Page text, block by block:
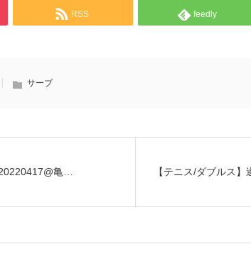
RSS feedly
サーブ
亀… 【テニス/ダブルス